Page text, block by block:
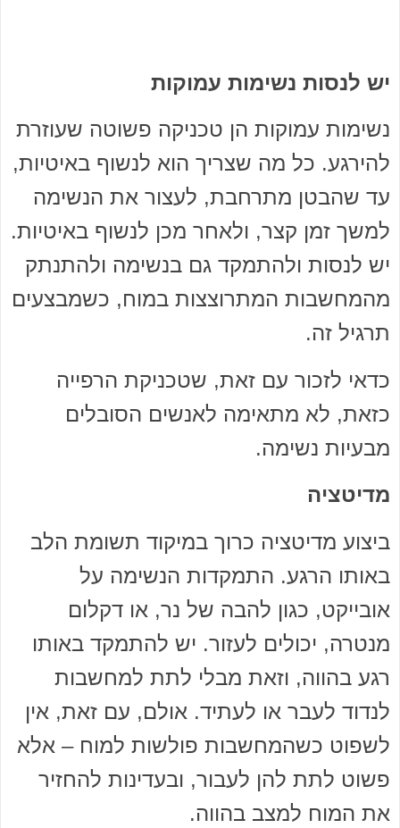
יש לנסות נשימות עמוקות
נשימות עמוקות הן טכניקה פשוטה שעוזרת
להירגע. כל מה שצריך הוא לנשוף באיטיות,
עד שהבטן מתרחבת, לעצור את הנשימה
למשך זמן קצר, ולאחר מכן לנשוף באיטיות.
יש לנסות ולהתמקד גם בנשימה ולהתנתק
מהמחשבות המתרוצצות במוח, כשמבצעים
תרגיל זה.
כדאי לזכור עם זאת, שטכניקת הרפייה
כזאת, לא מתאימה לאנשים הסובלים
מבעיות נשימה.
מדיטציה
ביצוע מדיטציה כרוך במיקוד תשומת הלב
באותו הרגע. התמקדות הנשימה על
אובייקט, כגון להבה של נר, או דקלום
מנטרה, יכולים לעזור. יש להתמקד באותו
רגע בהווה, וזאת מבלי לתת למחשבות
לנדוד לעבר או לעתיד. אולם, עם זאת, אין
לשפוט כשהמחשבות פולשות למוח – אלא
פשוט לתת להן לעבור, ובעדינות להחזיר
את המוח למצב בהווה.